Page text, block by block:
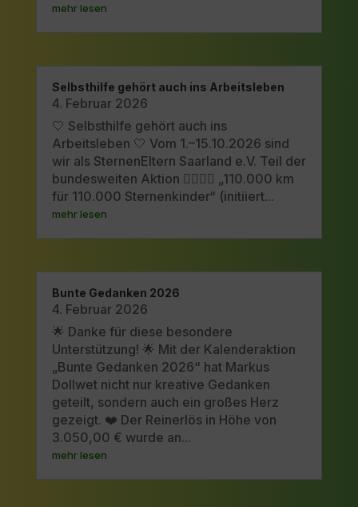
mehr lesen
Selbsthilfe gehört auch ins Arbeitsleben
4. Februar 2026
🤍 Selbsthilfe gehört auch ins
Arbeitsleben 🤍 Vom 1.–15.10.2026 sind
wir als SternenEltern Saarland e.V. Teil der
bundesweiten Aktion 🚶‍♀️🚴‍♂️ „110.000 km
für 110.000 Sternenkinder“ (initiiert...
mehr lesen
Bunte Gedanken 2026
4. Februar 2026
🌟 Danke für diese besondere
Unterstützung! 🌟 Mit der Kalenderaktion
„Bunte Gedanken 2026“ hat Markus
Dollwet nicht nur kreative Gedanken
geteilt, sondern auch ein großes Herz
gezeigt. ❤️ Der Reinerlös in Höhe von
3.050,00 € wurde an...
mehr lesen